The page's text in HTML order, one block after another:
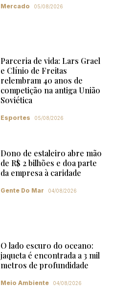
Mercado 05/08/2026
Parceria de vida: Lars Grael
e Clínio de Freitas
relembram 40 anos de
competição na antiga União
Soviética
Esportes 05/08/2026
Dono de estaleiro abre mão
de R$ 2 bilhões e doa parte
da empresa à caridade
Gente Do Mar 04/08/2026
O lado escuro do oceano:
jaqueta é encontrada a 3 mil
metros de profundidade
Meio Ambiente 04/08/2026